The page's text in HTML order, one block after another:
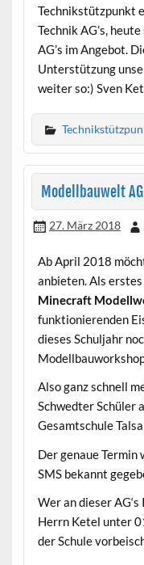
Technikstützpunkt
Technik AG’s,
AG’s im Angebot.
Unterstützung
weiter so:) Sven
Modellbauwelt AG
27. März 2018
Ab April 2018
anbieten. Als
Minecraft
funktionierenden
dieses Schuljahr
Also ganz schnell
Schwedter Schüler
Gesamtschule
Der genaue Termin
SMS bekannt
Wer an dieser
Herrn Ketel unter
der Schule